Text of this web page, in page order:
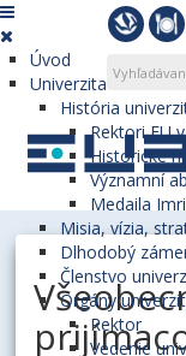
Úvod
Univerzita
História
Rektori EU
Historické
Významní
Medaila
Misia, vízia,
Dlhodobý
Členstvo
Orgány
Rektor
Vedenie